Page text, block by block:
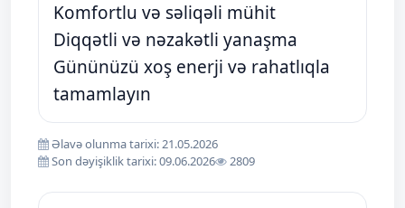
Komfortlu və səliqəli mühit
Diqqətli və nəzakətli yanaşma
Gününüzü xoş enerji və rahatlıqla
tamamlayın
Əlavə olunma tarixi: 21.05.2026
Son dəyişiklik tarixi: 09.06.2026
2809